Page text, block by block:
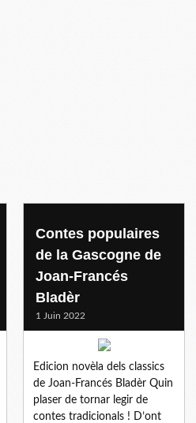
Contes populaires
de la Gascogne de
Joan-Francés
Bladèr
1 Juin 2022
Edicion novèla dels classics
de Joan-Francés Bladèr Quin
plaser de tornar legir de
contes tradicionals ! D’ont